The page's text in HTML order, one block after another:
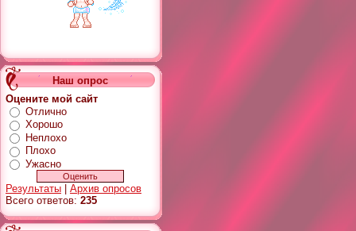
Наш опрос
Оцените мой сайт
Отлично
Хорошо
Неплохо
Плохо
Ужасно
Результаты
Архив опросов
Всего ответов: 235